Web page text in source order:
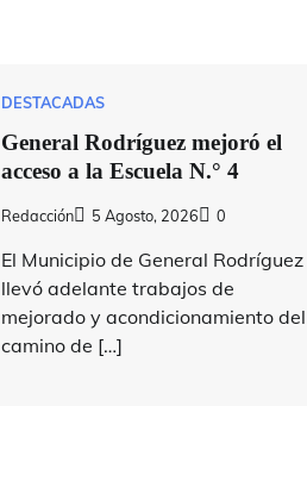
DESTACADAS
General Rodríguez mejoró el
acceso a la Escuela N.° 4
Redacción 5 Agosto, 2026 0
El Municipio de General Rodríguez
llevó adelante trabajos de
mejorado y acondicionamiento del
camino de […]